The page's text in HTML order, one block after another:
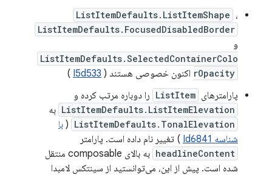
ListItemDefaults.ListItemShape ،
ListItemDefaults.FocusedDisabledBorder
و
ListItemDefaults.SelectedContainerColo
rOpacity اکنون خصوصی هستند ( I5d533
)
پارامترهای ListItem را دوباره مرتب کرده و
ListItemDefaults.ListItemElevation به
ListItemDefaults.TonalElevation
( با
شناسه Id6841
) تغییر نام داده است. پارامتر
headlineContent
به بالای composable منتقل
شده است. پیش از این، می‌توانستید از سینتکس لامبدا